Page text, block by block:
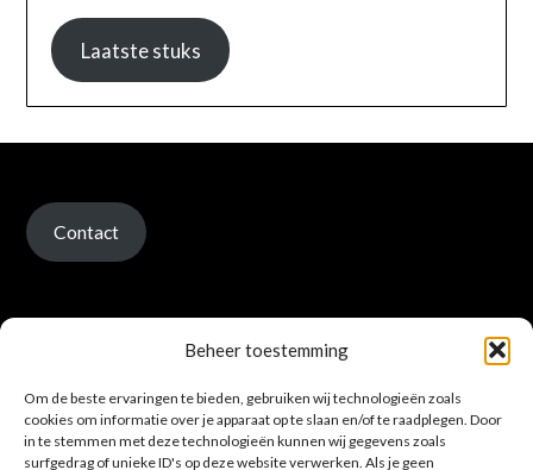
Beheer toestemming
Om de beste ervaringen te bieden, gebruiken wij technologieën zoals
cookies om informatie over je apparaat op te slaan en/of te raadplegen. Door
in te stemmen met deze technologieën kunnen wij gegevens zoals
surfgedrag of unieke ID's op deze website verwerken. Als je geen
Laatste stuks
Contact
Verzenden en retour